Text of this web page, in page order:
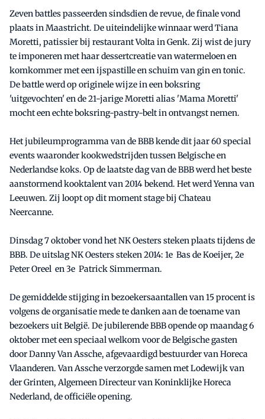
Zeven battles passeerden sindsdien de revue, de finale vond
plaats in Maastricht. De uiteindelijke winnaar werd Tiana
Moretti, patissier bij restaurant Volta in Genk. Zij wist de jury
te imponeren met haar dessertcreatie van watermeloen en
komkommer met een ijspastille en schuim van gin en tonic.
De battle werd op originele wijze in een boksring
'uitgevochten' en de 21-jarige Moretti alias 'Mama Moretti'
mocht een echte boksring-pastry-belt in ontvangst nemen.
Het jubileumprogramma van de BBB kende dit jaar 60 special
events waaronder kookwedstrijden tussen Belgische en
Nederlandse koks. Op de laatste dag van de BBB werd het beste
aanstormend kooktalent van 2014 bekend. Het werd Yenna van
Leeuwen. Zij loopt op dit moment stage bij Chateau
Neercanne.
Dinsdag 7 oktober vond het NK Oesters steken plaats tijdens de
BBB. De uitslag NK Oesters steken 2014: 1e Bas de Koeijer, 2e
Peter Oreel en 3e Patrick Simmerman.
De gemiddelde stijging in bezoekersaantallen van 15 procent is
volgens de organisatie mede te danken aan de toename van
bezoekers uit België. De jubilerende BBB opende op maandag 6
oktober met een speciaal welkom voor de Belgische gasten
door Danny Van Assche, afgevaardigd bestuurder van Horeca
Vlaanderen. Van Assche verzorgde samen met Lodewijk van
der Grinten, Algemeen Directeur van Koninklijke Horeca
Nederland, de officiële opening.